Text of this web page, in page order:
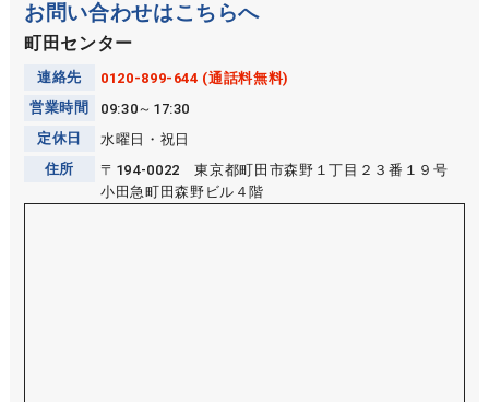
お問い合わせはこちらへ
町田センター
連絡先
0120-899-644 (通話料無料)
営業時間
09:30～17:30
定休日
水曜日・祝日
住所
〒194-0022 東京都町田市森野１丁目２３番１９号
小田急町田森野ビル４階